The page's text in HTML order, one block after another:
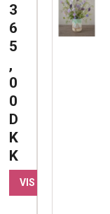
3
6
5
,
0
0
D
K
K
VIS PRODUKT